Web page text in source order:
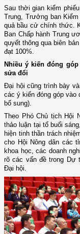
Sau thời gian kiểm
Trung, Trưởng ban
quả bầu cử chính thức.
Ban Chấp hành Trung
quyết thông qua biên
đạt 100%.
Nhiều ý kiến đóng
sửa đổi
Đại hội cũng trình bày
các ý kiến đóng góp vào
bổ sung).
Theo Phó Chủ tịch Hội
thảo luận tại tổ buổi
hiện tinh thần trách
cho Hội Nông dân các
khoa học, các doanh
rõ các vấn đề trong Dự
Đại hội.